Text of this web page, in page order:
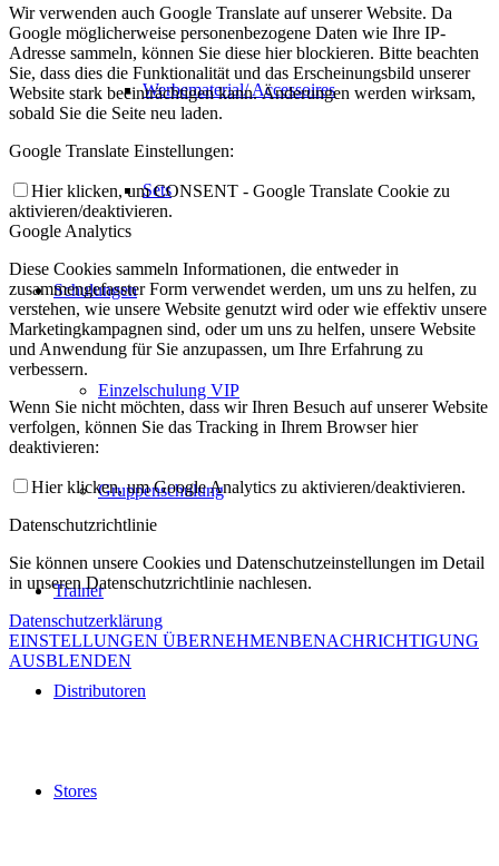
Werbematerial/ Accessoires
Sets
Schulungen
Einzelschulung VIP
Gruppenschulung
Trainer
Distributoren
Stores
Wir verwenden auch Google Translate auf unserer Website. Da
Google möglicherweise personenbezogene Daten wie Ihre IP-
Adresse sammeln, können Sie diese hier blockieren. Bitte beachten
Sie, dass dies die Funktionalität und das Erscheinungsbild unserer
Website stark beeinträchtigen kann. Änderungen werden wirksam,
sobald Sie die Seite neu laden.
Google Translate Einstellungen:
Hier klicken, um CONSENT - Google Translate Cookie zu
aktivieren/deaktivieren.
Google Analytics
Diese Cookies sammeln Informationen, die entweder in
zusammengefasster Form verwendet werden, um uns zu helfen, zu
verstehen, wie unsere Website genutzt wird oder wie effektiv unsere
Marketingkampagnen sind, oder um uns zu helfen, unsere Website
und Anwendung für Sie anzupassen, um Ihre Erfahrung zu
verbessern.
Wenn Sie nicht möchten, dass wir Ihren Besuch auf unserer Website
verfolgen, können Sie das Tracking in Ihrem Browser hier
deaktivieren:
Hier klicken, um Google Analytics zu aktivieren/deaktivieren.
Datenschutzrichtlinie
Sie können unsere Cookies und Datenschutzeinstellungen im Detail
in unseren Datenschutzrichtlinie nachlesen.
Datenschutzerklärung
EINSTELLUNGEN ÜBERNEHMENBENACHRICHTIGUNG
AUSBLENDEN